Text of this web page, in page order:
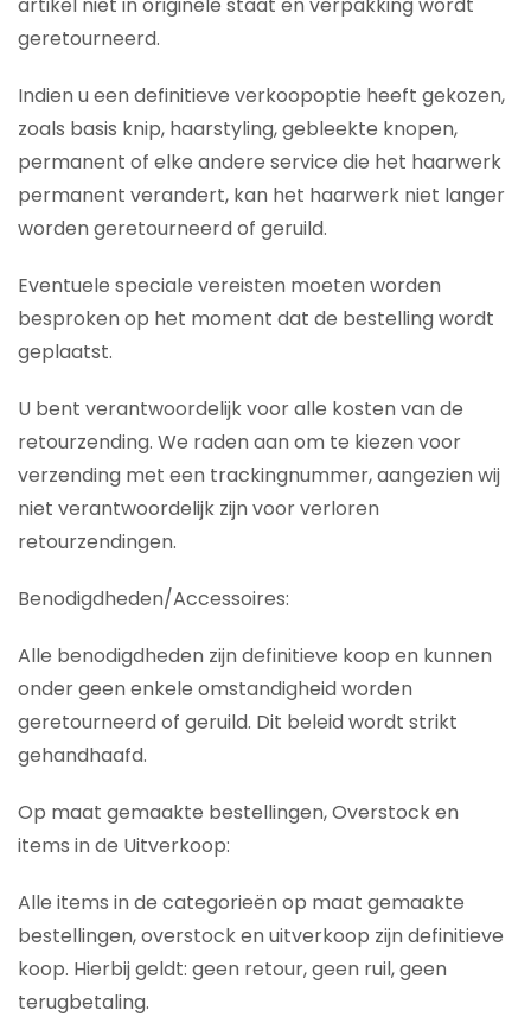
geretourneerd.
Indien u een definitieve verkoopoptie heeft gekozen,
zoals basis knip, haarstyling, gebleekte knopen,
permanent of elke andere service die het haarwerk
permanent verandert, kan het haarwerk niet langer
worden geretourneerd of geruild.
Eventuele speciale vereisten moeten worden
besproken op het moment dat de bestelling wordt
geplaatst.
U bent verantwoordelijk voor alle kosten van de
retourzending. We raden aan om te kiezen voor
verzending met een trackingnummer, aangezien wij
niet verantwoordelijk zijn voor verloren
retourzendingen.
Benodigdheden/Accessoires:
Alle benodigdheden zijn definitieve koop en kunnen
onder geen enkele omstandigheid worden
geretourneerd of geruild. Dit beleid wordt strikt
gehandhaafd.
Op maat gemaakte bestellingen, Overstock en
items in de Uitverkoop:
Alle items in de categorieën op maat gemaakte
bestellingen, overstock en uitverkoop zijn definitieve
koop. Hierbij geldt: geen retour, geen ruil, geen
terugbetaling.